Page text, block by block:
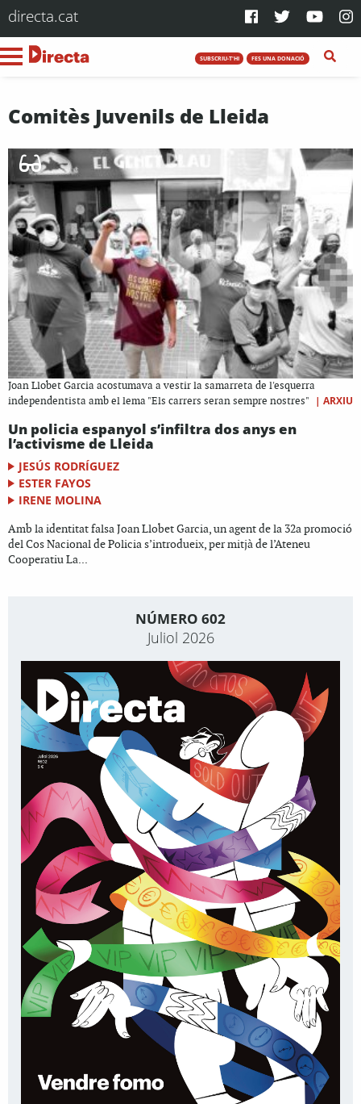
directa.cat
SUBSCRIU-T'HI FES UNA DONACIÓ
Comitès Juvenils de Lleida
Joan Llobet Garcia acostumava a vestir la samarreta de l'esquerra
independentista amb el lema "Els carrers seran sempre nostres"
| ARXIU
Un policia espanyol s’infiltra dos anys en
l’activisme de Lleida
JESÚS RODRÍGUEZ
ESTER FAYOS
IRENE MOLINA
Amb la identitat falsa Joan Llobet Garcia, un agent de la 32a promoció
del Cos Nacional de Policia s’introdueix, per mitjà de l’Ateneu
Cooperatiu La...
NÚMERO 602
Juliol 2026